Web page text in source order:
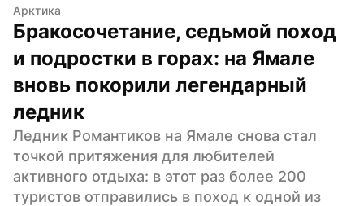
Арктика
Бракосочетание, седьмой поход
и подростки в горах: на Ямале
вновь покорили легендарный
ледник
Ледник Романтиков на Ямале снова стал
точкой притяжения для любителей
активного отдыха: в этот раз более 200
туристов отправились в поход к одной из